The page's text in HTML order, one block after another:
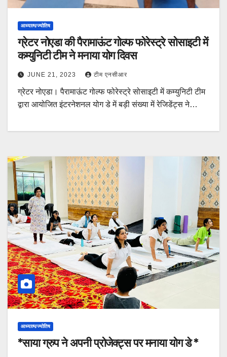
आध्यात्म/ज्योतिष
ग्रेटर नोएडा की पैरामाऊंट गोल्फ फोरेस्ट्रे सोसाइटी में
कम्युनिटी टीम ने मनाया योग दिवस
JUNE 21, 2023 टीम एनसीआर
ग्रेटर नोएडा। पैरामाऊंट गोल्फ फोरेस्ट्रे सोसाइटी में कम्युनिटी टीम
द्वारा आयोजित इंटरनेशनल योग डे में बड़ी संख्या में रेजिडेंट्स ने…
आध्यात्म/ज्योतिष
*साया ग्रुप ने अपनी प्रोजेक्ट्स पर मनाया योग डे *